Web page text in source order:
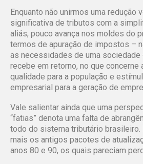
Enquanto não unirmos uma redução
significativa de tributos com a
aliás, pouco avança nos moldes do
termos de apuração de impostos –
as necessidades de uma sociedade
recebe em retorno, no que concerne
qualidade para a população e
empresarial para a geração de
Vale salientar ainda que uma
“fatias” denota uma falta de
todo do sistema tributário brasileiro.
mais os antigos pacotes de
anos 80 e 90, os quais pareciam